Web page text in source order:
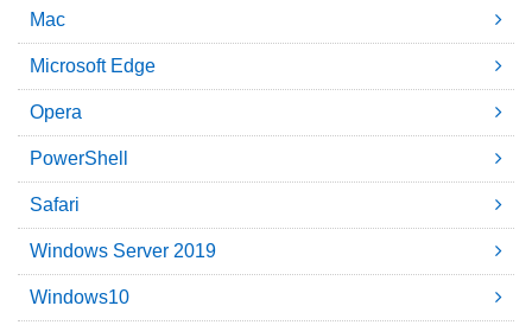
Mac
Microsoft Edge
Opera
PowerShell
Safari
Windows Server 2019
Windows10